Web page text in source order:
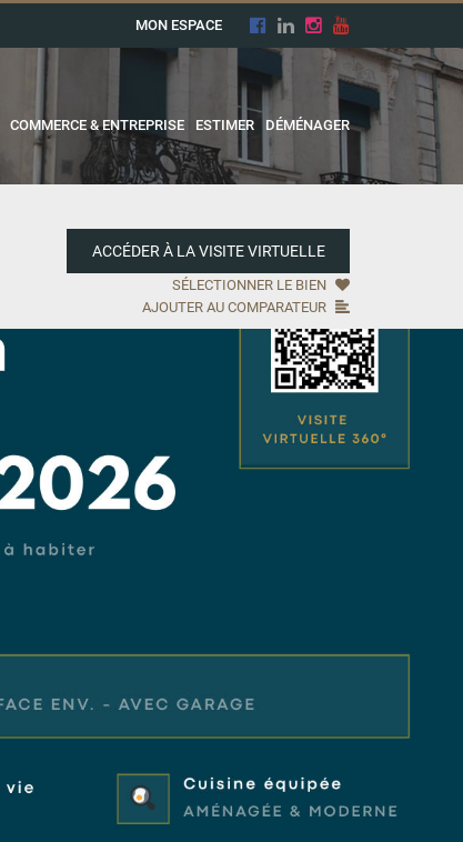
MON ESPACE
COMMERCE & ENTREPRISE ESTIMER DÉMÉNAGER
ACCÉDER À LA VISITE VIRTUELLE
SÉLECTIONNER LE BIEN
AJOUTER AU COMPARATEUR